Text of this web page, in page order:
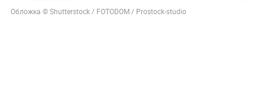
Обложка © Shutterstock / FOTODOM / Prostock-studio